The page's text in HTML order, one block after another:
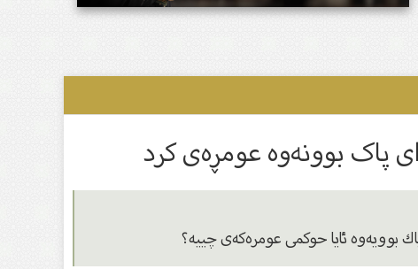
پاک بوونەوە عومڕەی کرد
بوویەوە ئایا حوكمى عومرەكەى چییە؟